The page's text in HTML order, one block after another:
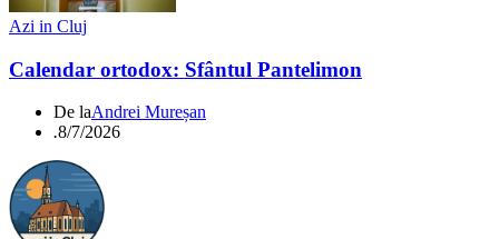
Azi in Cluj
Calendar ortodox: Sfântul Pantelimon
De laAndrei Mureșan
.8/7/2026